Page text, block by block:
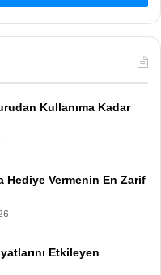
Kullanıma Kadar
Hediye Vermenin En Zarif
Etkileyen